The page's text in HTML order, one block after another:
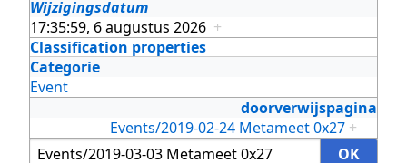
Wijzigingsdatum
17:35:59, 6 augustus 2026 +
Classification properties
Categorie
Event
doorverwijspagina
Events/2019-02-24 Metameet 0x27 +